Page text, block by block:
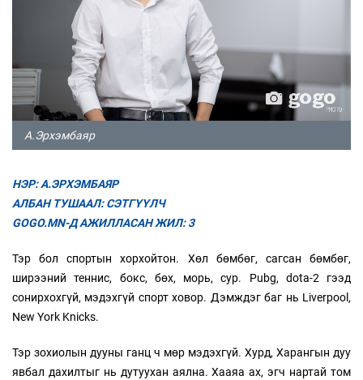
А.Эрхэмбаяр
НЭР: А.ЭРХЭМБАЯР
АЛБАН ТУШААЛ: СЭТГҮҮЛЧ
GOGO.MN-Д АЖИЛЛАСАН ЖИЛ: 3
Тэр бол спортын хорхойтон. Хөл бөмбөг, сагсан бөмбөг,
ширээний теннис, бокс, бөх, морь, сур. Pubg, dota-2 гээд
сонирхохгүй, мэдэхгүй спорт ховор. Дэмждэг баг нь Liverpool,
New York Knicks.
Тэр зохиолын дууны ганц ч мөр мэдэхгүй. Хурд, Харангын дуу
явбал дахилтыг нь дутуухан аялна. Хааяа ах, эгч нартай том